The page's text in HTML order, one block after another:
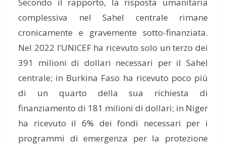
complessiva nel Sahel centrale rimane
cronicamente e gravemente sotto-finanziata.
Nel 2022 l’UNICEF ha ricevuto solo un terzo dei
391 milioni di dollari necessari per il Sahel
centrale; in Burkina Faso ha ricevuto poco più
di un quarto della sua richiesta di
finanziamento di 181 milioni di dollari; in Niger
ha ricevuto il 6% dei fondi necessari per i
programmi di emergenza per la protezione